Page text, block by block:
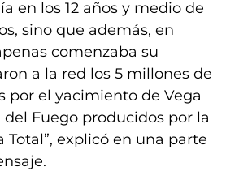
en los 12 años y medio de
sino que además, en
comenzaba su
a la red los 5 millones de
por el yacimiento de Vega
del Fuego producidos por la
Total”, explicó en una parte